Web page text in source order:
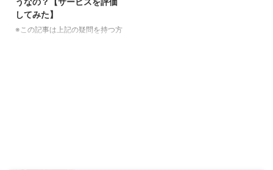
してみた】
※この記事は上記の疑問を持つ方